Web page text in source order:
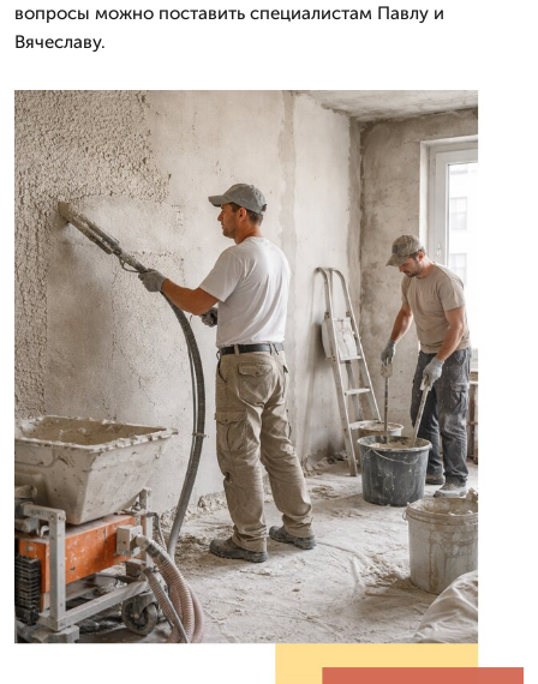
вопросы можно поставить специалистам Павлу и
Вячеславу.